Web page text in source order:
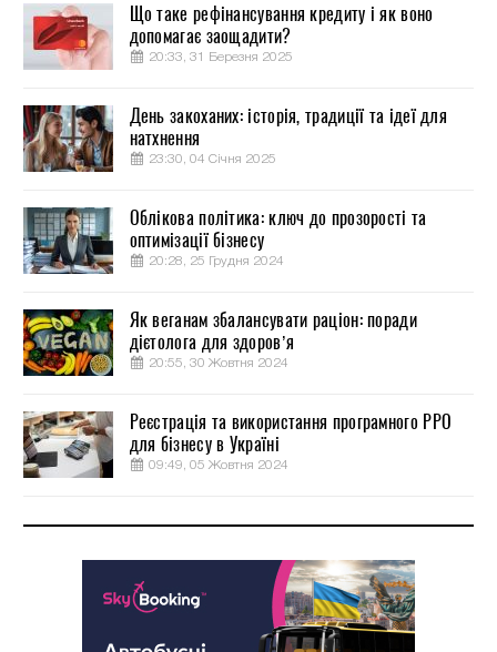
Що таке рефінансування кредиту і як воно
допомагає заощадити?
20:33, 31 Березня 2025
День закоханих: історія, традиції та ідеї для
натхнення
23:30, 04 Січня 2025
Облікова політика: ключ до прозорості та
оптимізації бізнесу
20:28, 25 Грудня 2024
Як веганам збалансувати раціон: поради
дієтолога для здоров’я
20:55, 30 Жовтня 2024
Реєстрація та використання програмного РРО
для бізнесу в Україні
09:49, 05 Жовтня 2024